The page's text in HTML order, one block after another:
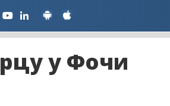
у Фочи